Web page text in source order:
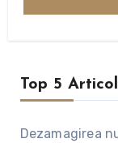
Top 5
Dezamagirea